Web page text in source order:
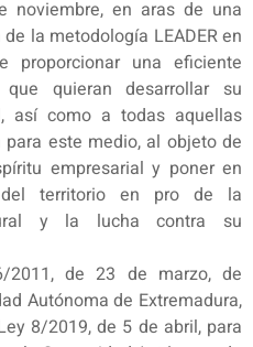
noviembre, en aras de una
la metodología LEADER en
proporcionar una eficiente
quieran desarrollar su
así como a todas aquellas
este medio, al objeto de
empresarial y poner en
territorio en pro de la
y la lucha contra su
de 23 de marzo, de
Autónoma de Extremadura,
8/2019, de 5 de abril, para